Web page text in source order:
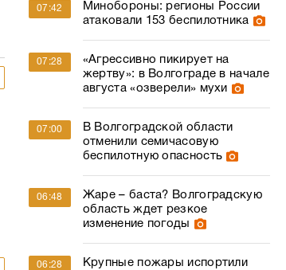
07:42
Минобороны: регионы России
атаковали 153 беспилотника
07:28
«Агрессивно пикирует на
жертву»: в Волгограде в начале
августа «озверели» мухи
07:00
В Волгоградской области
отменили семичасовую
беспилотную опасность
06:48
Жаре – баста? Волгоградскую
область ждет резкое
изменение погоды
06:28
Крупные пожары испортили